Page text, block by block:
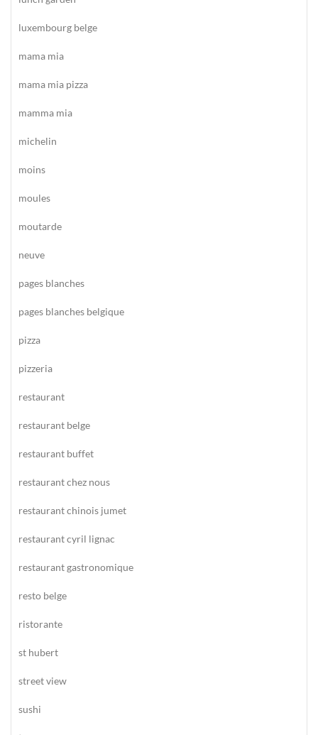
luxembourg belge
mama mia
mama mia pizza
mamma mia
michelin
moins
moules
moutarde
neuve
pages blanches
pages blanches belgique
pizza
pizzeria
restaurant
restaurant belge
restaurant buffet
restaurant chez nous
restaurant chinois jumet
restaurant cyril lignac
restaurant gastronomique
resto belge
ristorante
st hubert
street view
sushi